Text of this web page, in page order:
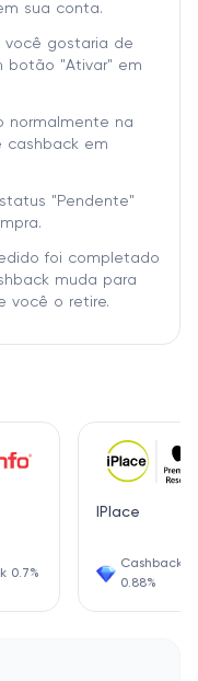
0.7%
IPlace
Cashback
0.88%
sua conta.
você gostaria de
botão "Ativar" em
normalmente na
cashback em
"Pendente"
foi completado
muda para
você o retire.